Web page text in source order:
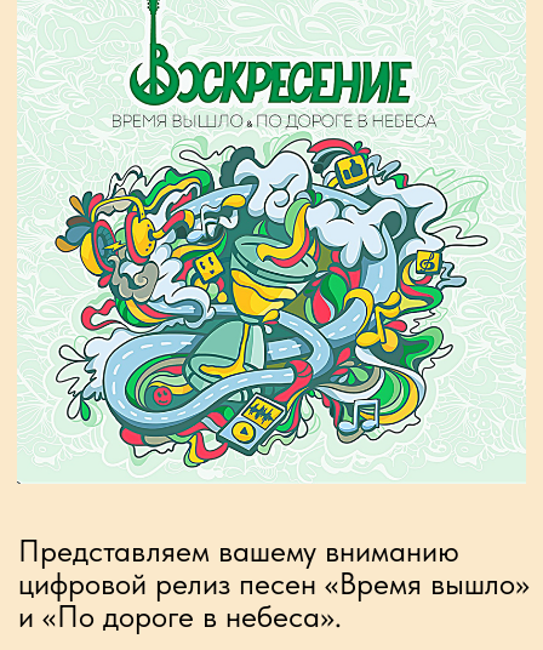
Представляем вашему вниманию
цифровой релиз песен «Время вышло»
и «По дороге в небеса».
«Время вышло». Алексей Романов:
«Стихи существовали отдельно и
шлифовались много лет — лет 15,
наверное. Основная идея в виде двух
строчек, которая обрастала «мясом»,
потом какие-то куски я как с шаурмы
— снимал, выкидывал. В конце
концов, когда такое выросло «тело»,
достаточно длинное и толстое, я
это спектакль целый, а не песня».
Насколько я анализирую собственное
творчество, извиняюсь за
высокопарность, в основном я
ориентируюсь на зрительные образы.